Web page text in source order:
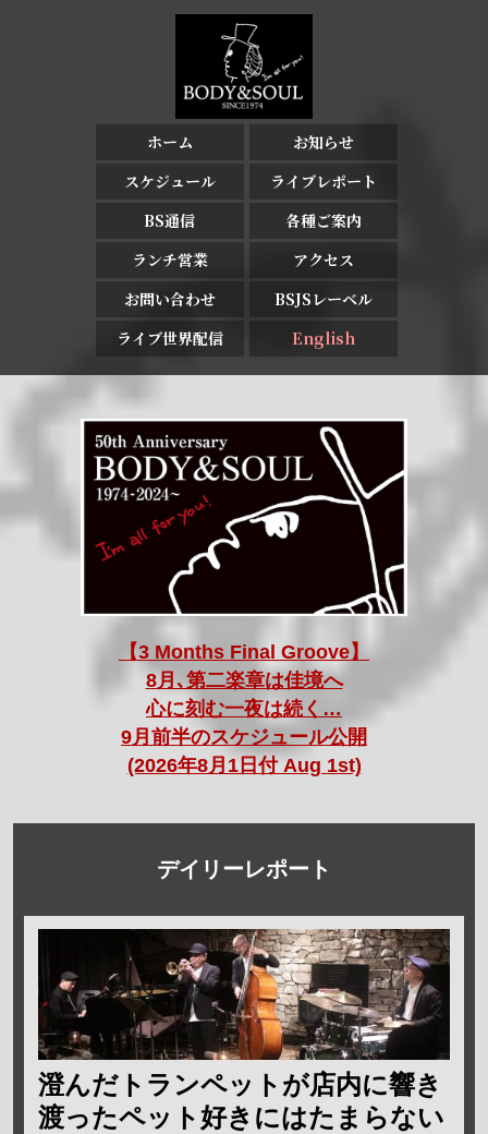
ホーム
お知らせ
スケジュール
ライブレポート
BS通信
各種ご案内
ランチ営業
アクセス
お問い合わせ
BSJSレーベル
ライブ世界配信
English
【3 Months Final Groove】
8月､第二楽章は佳境へ
心に刻む一夜は続く…
9月前半のスケジュール公開
(2026年8月1日付 Aug 1st)
デイリーレポート
澄んだトランペットが店内に響き
渡ったペット好きにはたまらない